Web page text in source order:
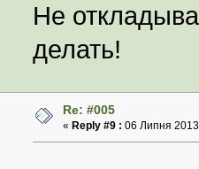
Не
делать!
Re: #005
« Reply #9 : 06 Липня